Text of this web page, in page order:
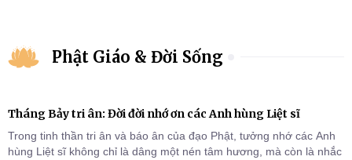
Phật Giáo & Đời Sống
Tháng Bảy tri ân: Đời đời nhớ ơn các Anh hùng Liệt sĩ
Trong tinh thần tri ân và báo ân của đạo Phật, tưởng nhớ các Anh
hùng Liệt sĩ không chỉ là dâng một nén tâm hương, mà còn là nhắc